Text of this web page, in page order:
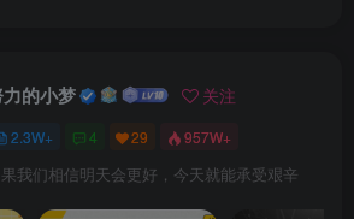
据板块基础讲解01
信息
据板块基础讲解02
的小梦 关注
2.3W+ 4 29 957W+
我们相信明天会更好，今天就能承受艰辛